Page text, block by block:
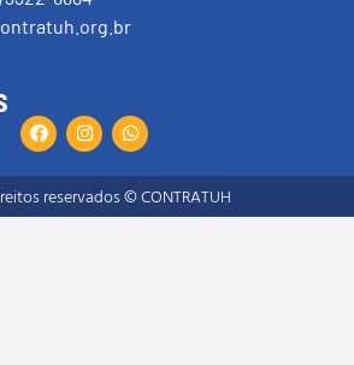
reservados © CONTRATUH